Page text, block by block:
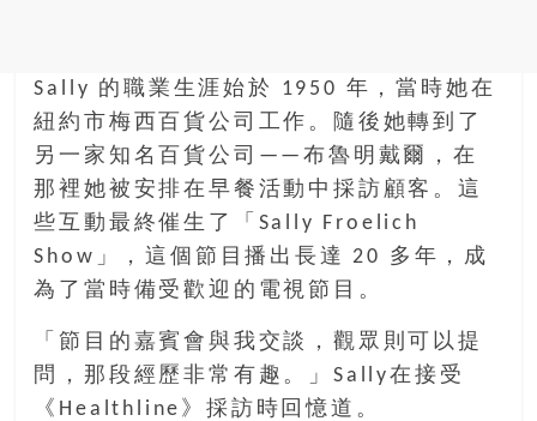
Sally 的職業生涯始於 1950 年，當時她在
紐約市梅西百貨公司工作。隨後她轉到了
另一家知名百貨公司——布魯明戴爾，在
那裡她被安排在早餐活動中採訪顧客。這
些互動最終催生了「Sally Froelich
Show」，這個節目播出長達 20 多年，成
為了當時備受歡迎的電視節目。
「節目的嘉賓會與我交談，觀眾則可以提
問，那段經歷非常有趣。」Sally在接受
《Healthline》採訪時回憶道。